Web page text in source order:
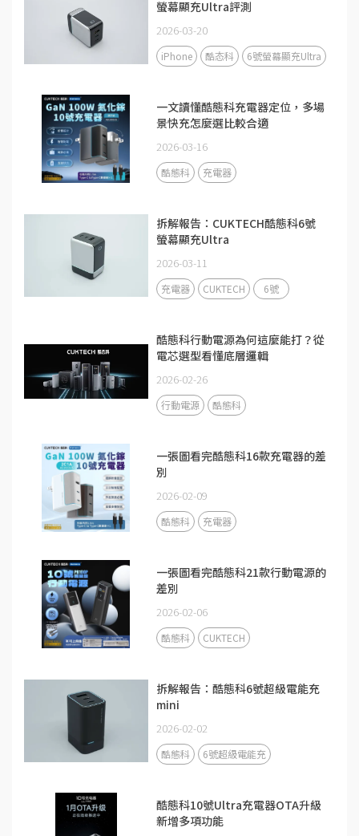
螢幕顯充Ultra評測
2026-03-20
iPhone 酷态科 6號螢幕顯充Ultra
一文讀懂酷態科充電器定位，多場
景快充怎麼選比較合適
2026-03-16
酷態科 充電器
拆解報告：CUKTECH酷態科6號
螢幕顯充Ultra
2026-03-11
充電器 CUKTECH 6號
酷態科行動電源為何這麼能打？從
電芯選型看懂底層邏輯
2026-02-26
行動電源 酷態科
一張圖看完酷態科16款充電器的差
別
2026-02-09
酷態科 充電器
一張圖看完酷態科21款行動電源的
差別
2026-02-06
酷態科 CUKTECH
拆解報告：酷態科6號超級電能充
mini
2026-02-02
酷態科 6號超級電能充
酷態科10號Ultra充電器OTA升級
新增多項功能